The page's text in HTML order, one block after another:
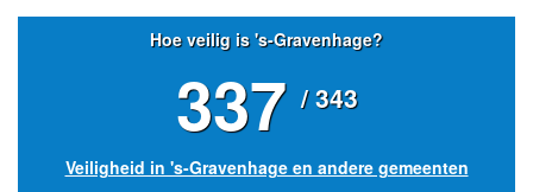
Hoe veilig is 's-Gravenhage?
337 / 343
Veiligheid in 's-Gravenhage en andere gemeenten